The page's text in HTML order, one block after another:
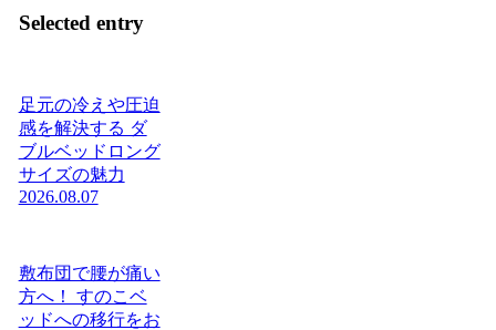
Selected entry
足元の冷えや圧迫
感を解決する ダ
ブルベッドロング
サイズの魅力
2026.08.07
敷布団で腰が痛い
方へ！ すのこベ
ッドへの移行をお